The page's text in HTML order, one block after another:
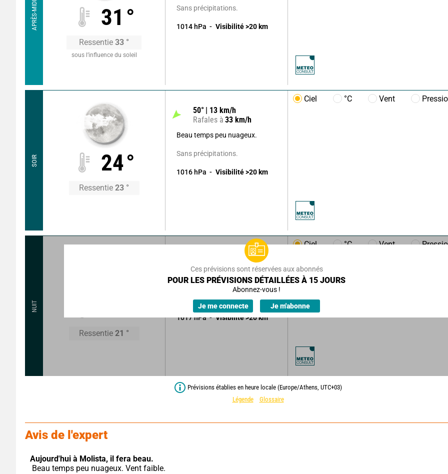
APRÈS-MIDI 31 °
Ressentie 33 °
sous l’influence du soleil
Sans précipitations.
1014 hPa Visibilité >20 km
SOIR 24°
Ressentie 23 °
50° 13 km/h
Rafales à 33 km/h
Beau temps peu nuageux.
Sans précipitations.
1016 hPa Visibilité >20 km
Ciel °C Vent
NUIT
Ressentie 21 °
Rafales à14 km/h
Ciel clair.
Sans précipitations.
1017hPa Visibilité>20km
Ciel °C Vent
Ces prévisions sont réservées aux abonnés
POUR LES PRÉVISIONS DÉTAILLÉES À 15 JOURS
Abonnez-vous !
Je me connecte Je m'abonne
Prévisions établies en heure locale (Europe/Athens, UTC+03)
Légende
Glossaire
Avis de l'expert
Aujourd'hui à Molista, il fera beau.
Beau temps peu nuageux. Vent faible.